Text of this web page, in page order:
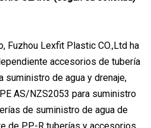
Fuzhou Lexfit Plastic CO.,Ltd ha
accesorios de tubería
suministro de agua y drenaje,
AS/NZS2053 para suministro
de suministro de agua de